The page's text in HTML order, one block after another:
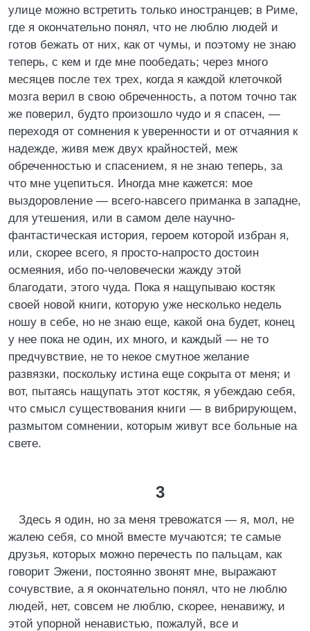
улице можно встретить только иностранцев; в Риме,
где я окончательно понял, что не люблю людей и
готов бежать от них, как от чумы, и поэтому не знаю
теперь, с кем и где мне пообедать; через много
месяцев после тех трех, когда я каждой клеточкой
мозга верил в свою обреченность, а потом точно так
же поверил, будто произошло чудо и я спасен, —
переходя от сомнения к уверенности и от отчаяния к
надежде, живя меж двух крайностей, меж
обреченностью и спасением, я не знаю теперь, за
что мне уцепиться. Иногда мне кажется: мое
выздоровление — всего-навсего приманка в западне,
для утешения, или в самом деле научно-
фантастическая история, героем которой избран я,
или, скорее всего, я просто-напросто достоин
осмеяния, ибо по-человечески жажду этой
благодати, этого чуда. Пока я нащупываю костяк
своей новой книги, которую уже несколько недель
ношу в себе, но не знаю еще, какой она будет, конец
у нее пока не один, их много, и каждый — не то
предчувствие, не то некое смутное желание
развязки, поскольку истина еще сокрыта от меня; и
вот, пытаясь нащупать этот костяк, я убеждаю себя,
что смысл существования книги — в вибрирующем,
размытом сомнении, которым живут все больные на
свете.
3
Здесь я один, но за меня тревожатся — я, мол, не
жалею себя, со мной вместе мучаются; те самые
друзья, которых можно перечесть по пальцам, как
говорит Эжени, постоянно звонят мне, выражают
сочувствие, а я окончательно понял, что не люблю
людей, нет, совсем не люблю, скорее, ненавижу, и
этой упорной ненавистью, пожалуй, все и